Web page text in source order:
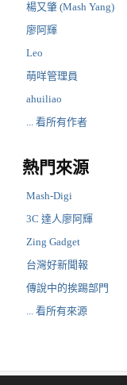
楊又肇 (Mash Yang)
廖阿輝
Leo
萌咩管理員
ahuiliao
... 看所有作者
熱門來源
Mash-Digi
3C 達人廖阿輝
Zing Gadget
台灣好新聞報
傳說中的挨踢部門
... 看所有來源